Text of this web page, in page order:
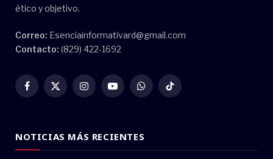
ético y objetivo.
Correo: Esenciainformativard@gmail.com
Contacto: (829) 422-1692
Facebook
X
InstagramYouTubeWhatsAppTikTok
NOTICIAS MÁS RECIENTES